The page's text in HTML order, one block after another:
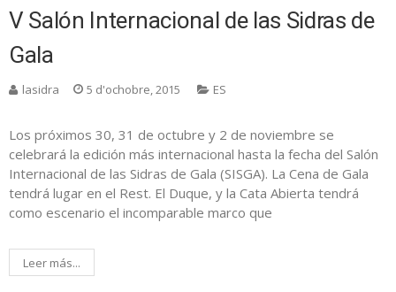
V Salón Internacional de las Sidras de
Gala
lasidra 5 d'ochobre, 2015 ES
Los próximos 30, 31 de octubre y 2 de noviembre se
celebrará la edición más internacional hasta la fecha del Salón
Internacional de las Sidras de Gala (SISGA). La Cena de Gala
tendrá lugar en el Rest. El Duque, y la Cata Abierta tendrá
como escenario el incomparable marco que
Leer más...